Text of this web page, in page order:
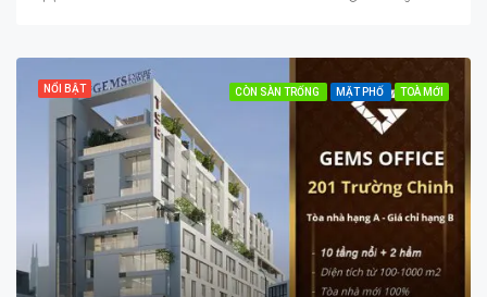
NỔI BẬT CÒN SÀN TRỐNG MẶT PHỐ TOÀ MỚI